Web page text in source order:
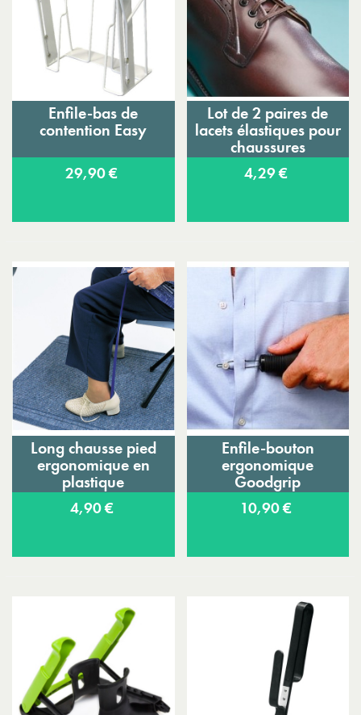
Enfile-bas de
contention Easy
29,90 €
Lot de 2 paires de
lacets élastiques pour
chaussures
4,29 €
Long chausse pied
ergonomique en
plastique
4,90 €
Enfile-bouton
ergonomique
Goodgrip
10,90 €